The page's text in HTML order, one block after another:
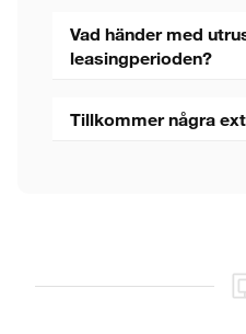
Vad händer med
leasingperioden?
Tillkommer några